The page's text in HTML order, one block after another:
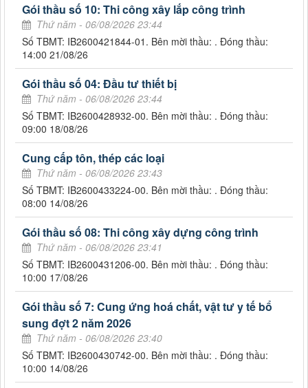
Gói thầu số 10: Thi công xây lắp công trình
Thứ năm - 06/08/2026 23:44
Số TBMT: IB2600421844-01. Bên mời thầu: . Đóng thầu:
14:00 21/08/26
Gói thầu số 04: Đầu tư thiết bị
Thứ năm - 06/08/2026 23:44
Số TBMT: IB2600428932-00. Bên mời thầu: . Đóng thầu:
09:00 18/08/26
Cung cấp tôn, thép các loại
Thứ năm - 06/08/2026 23:43
Số TBMT: IB2600433224-00. Bên mời thầu: . Đóng thầu:
08:00 14/08/26
Gói thầu số 08: Thi công xây dựng công trình
Thứ năm - 06/08/2026 23:41
Số TBMT: IB2600431206-00. Bên mời thầu: . Đóng thầu:
10:00 17/08/26
Gói thầu số 7: Cung ứng hoá chất, vật tư y tế bổ
sung đợt 2 năm 2026
Thứ năm - 06/08/2026 23:40
Số TBMT: IB2600430742-00. Bên mời thầu: . Đóng thầu:
10:00 14/08/26